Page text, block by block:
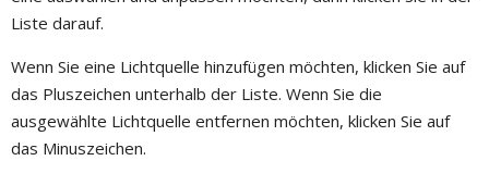
Liste darauf.
Wenn Sie eine Lichtquelle hinzufügen möchten, klicken Sie auf
das Pluszeichen unterhalb der Liste. Wenn Sie die
ausgewählte Lichtquelle entfernen möchten, klicken Sie auf
das Minuszeichen.